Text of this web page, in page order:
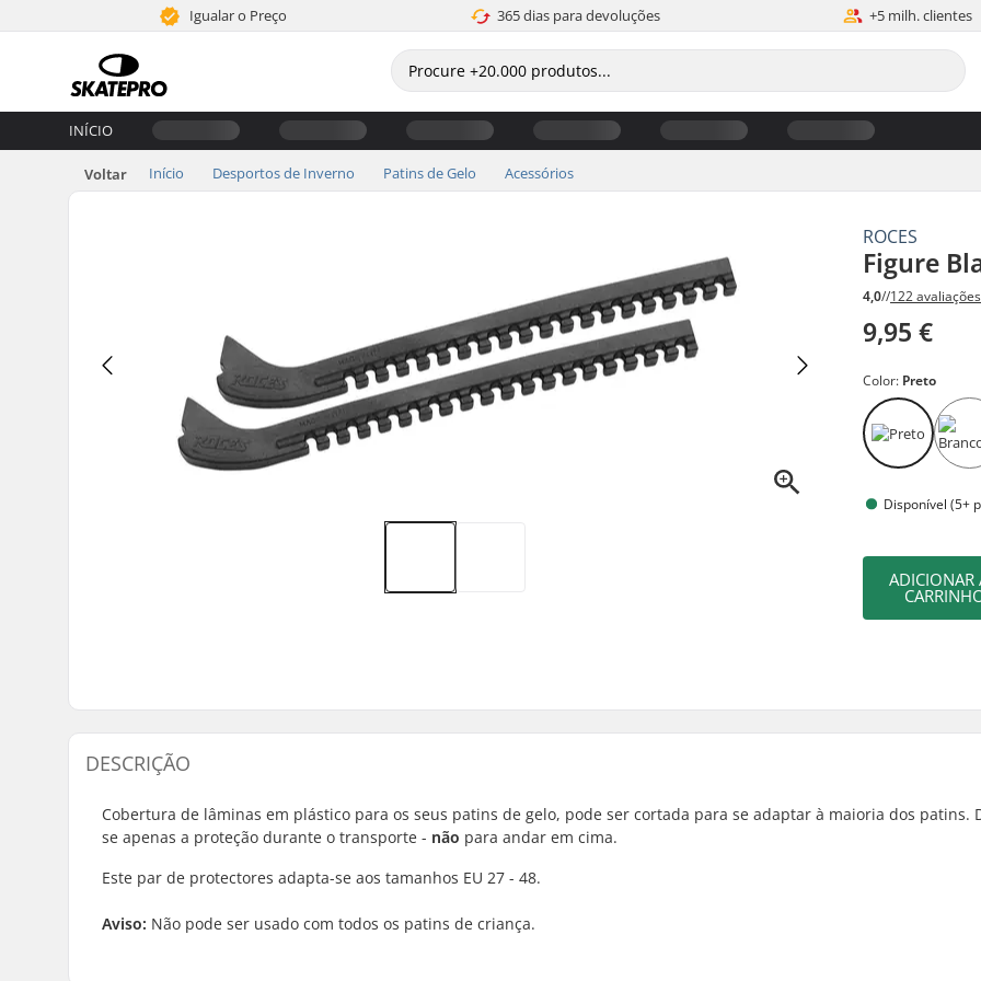
Igualar o Preço 365 dias para devoluções +5 milh. clientes
INÍCIO
Voltar Início Desportos de Inverno Patins de Gelo Acessórios
ROCES
Figure
4,0//122 avaliações
9,95 €
Color: Preto
Disponível (5+
ADICIONAR
DESCRIÇÃO
Cobertura de lâminas em plástico para os seus patins de gelo, pode ser cortada para se adaptar à maioria dos patins.
se apenas a proteção durante o transporte - não para andar em cima.
Este par de protectores adapta-se aos tamanhos EU 27 - 48.
Aviso: Não pode ser usado com todos os patins de criança.